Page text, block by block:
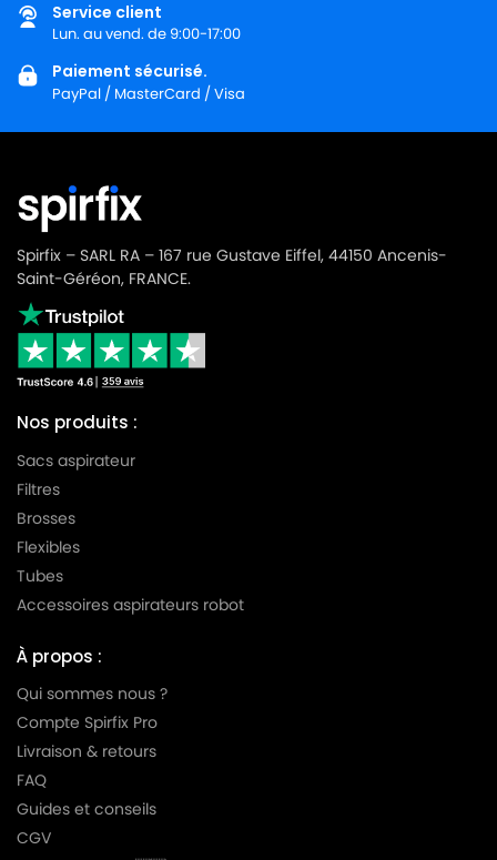
Service client
Lun. au vend. de 9:00-17:00
Paiement sécurisé.
PayPal / MasterCard / Visa
Spirfix – SARL RA – 167 rue Gustave Eiffel, 44150 Ancenis-
Saint-Géréon, FRANCE.
Nos produits :
Sacs aspirateur
Filtres
Brosses
Flexibles
Tubes
Accessoires aspirateurs robot
À propos :
Qui sommes nous ?
Compte Spirfix Pro
Livraison & retours
FAQ
Guides et conseils
CGV